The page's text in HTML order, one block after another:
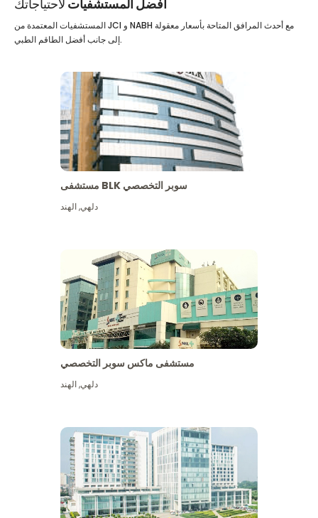
أفضل المستشفيات لاحتياجاتك
المستشفيات المعتمدة من JCI و NABH مع أحدث المرافق المتاحة بأسعار معقولة
إلى جانب أفضل الطاقم الطبي.
مستشفى BLK سوبر التخصصي
دلهي,الهند
مستشفى ماكس سوبر التخصصي
دلهي,الهند